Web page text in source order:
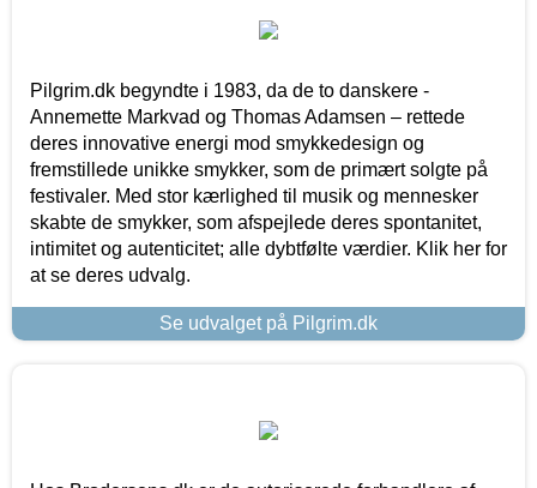
Pilgrim.dk begyndte i 1983, da de to danskere -
Annemette Markvad og Thomas Adamsen – rettede
deres innovative energi mod smykkedesign og
fremstillede unikke smykker, som de primært solgte på
festivaler. Med stor kærlighed til musik og mennesker
skabte de smykker, som afspejlede deres spontanitet,
intimitet og autenticitet; alle dybtfølte værdier. Klik her for
at se deres udvalg.
Se udvalget på Pilgrim.dk